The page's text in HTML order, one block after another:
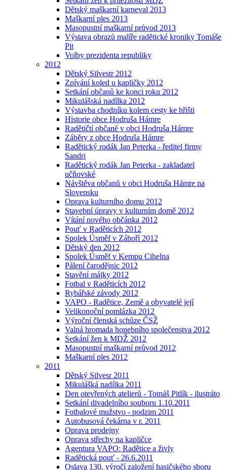
Dětský maškarní karneval 2013
Maškarní ples 2013
Masopustní maškarní průvod 2013
Výstava obrazů malíře radětické kroniky Tomáše
Pit
Volby prezidenta republiky
2012
Dětský Silvestr 2012
Zpívání koled u kapličky 2012
Setkání občanů ke konci roku 2012
Mikulášská nadílka 2012
Výstavba chodníku kolem cesty ke hřišti
Historie obce Hodruša Hámre
Radětičtí občané v obci Hodruša Hámre
Záběry z obce Hodruša Hámre
Radětický rodák Jan Peterka - ředitel firmy
Sandri
Radětický rodák Jan Peterka - zakladatel
učňovské
Návštěva občanů v obci Hodruša Hámre na
Slovensku
Oprava kulturního domu 2012
Stavební úpravy v kulturním domě 2012
Vítání nového občánka 2012
Pouť v Raděticích 2012
Spolek Úsměf v Záhoří 2012
Dětský den 2012
Spolek Úsměf v Kempu Cihelna
Pálení čarodějnic 2012
Stavění májky 2012
Fotbal v Raděticích 2012
Rybářské závody 2012
VAPO - Radětice, Země a obyvatelé její
Velikonoční pomlázka 2012
Výroční členská schůze ČSŽ
Valná hromada honebního společenstva 2012
Setkání žen k MDŽ 2012
Masopustní maškarní průvod 2012
Maškarní ples 2012
2011
Dětský Silvesr 2011
Mikulášká nadílka 2011
Den otevřených atelierů - Tomáš Pitlík - ilustráto
Setkání divadelního souboru 1.10.2011
Fotbalové mužstvo - podzim 2011
Autobusová čekárna v r. 2011
Oprava prodejny
Oprava střechy na kapličce
Agentura VAPO: Radětice a živly
Radětická pouť - 26.6.2011
Oslava 130. výročí založení hasičského sboru